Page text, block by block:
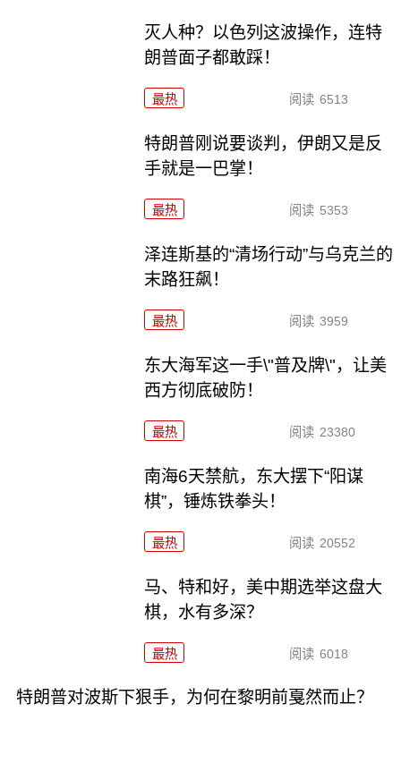
灭人种？以色列这波操作，连特
朗普面子都敢踩！
最热 阅读 6513
特朗普刚说要谈判，伊朗又是反
手就是一巴掌！
最热 阅读 5353
泽连斯基的“清场行动”与乌克兰的
末路狂飙！
最热 阅读 3959
东大海军这一手\"普及牌\"，让美
西方彻底破防！
最热 阅读 23380
南海6天禁航，东大摆下“阳谋
棋”，锤炼铁拳头！
最热 阅读 20552
马、特和好，美中期选举这盘大
棋，水有多深？
最热 阅读 6018
特朗普对波斯下狠手，为何在黎明前戛然而止？